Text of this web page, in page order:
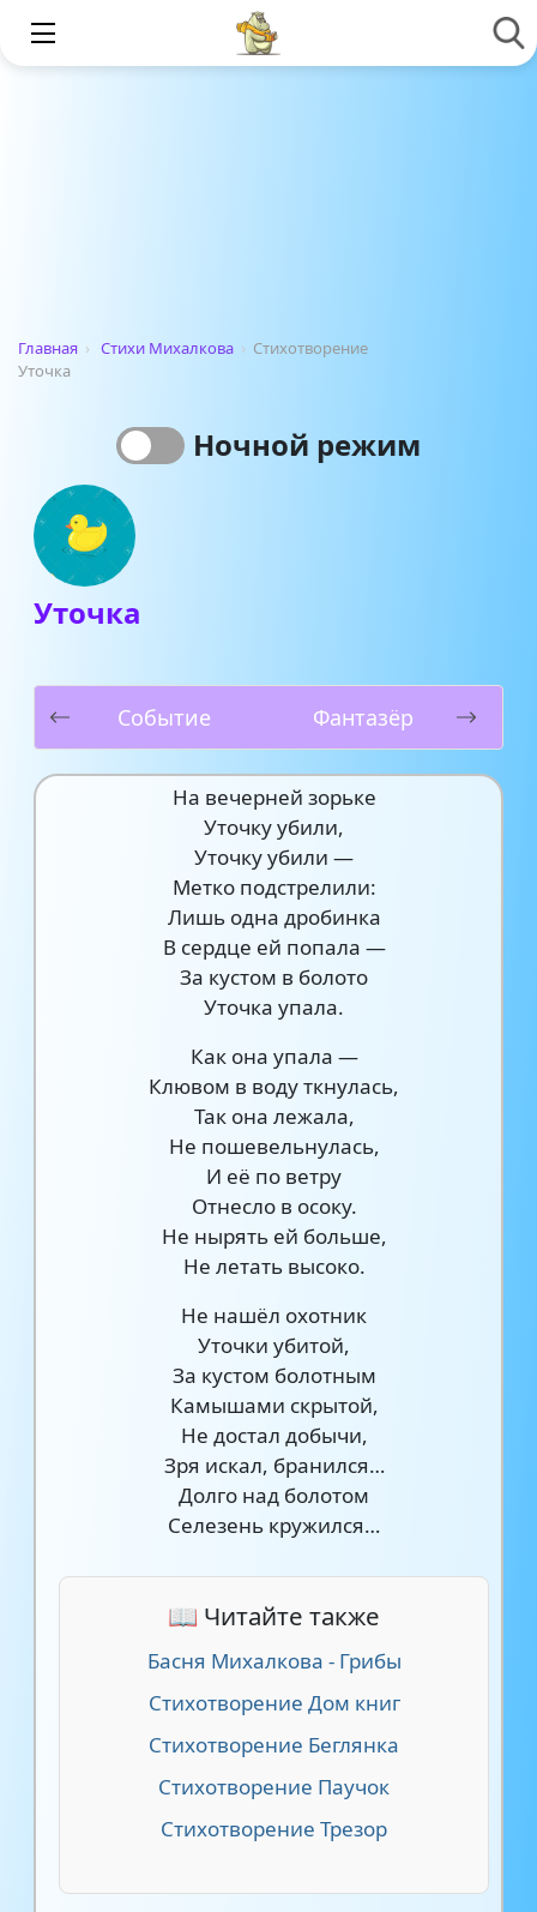
Главная › Стихи Михалкова › Стихотворение
Уточка
Ночной режим
Уточка
Событие Фантазёр
На вечерней зорьке
Уточку убили,
Уточку убили —
Метко подстрелили:
Лишь одна дробинка
В сердце ей попала —
За кустом в болото
Уточка упала.
Как она упала —
Клювом в воду ткнулась,
Так она лежала,
Не пошевельнулась,
И её по ветру
Отнесло в осоку.
Не нырять ей больше,
Не летать высоко.
Не нашёл охотник
Уточки убитой,
За кустом болотным
Камышами скрытой,
Не достал добычи,
Зря искал, бранился…
Долго над болотом
Селезень кружился…
📖 Читайте также
Басня Михалкова - Грибы
Стихотворение Дом книг
Стихотворение Беглянка
Стихотворение Паучок
Стихотворение Трезор